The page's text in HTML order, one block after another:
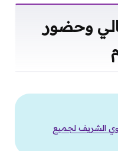
وحضور
الشريف لجميع